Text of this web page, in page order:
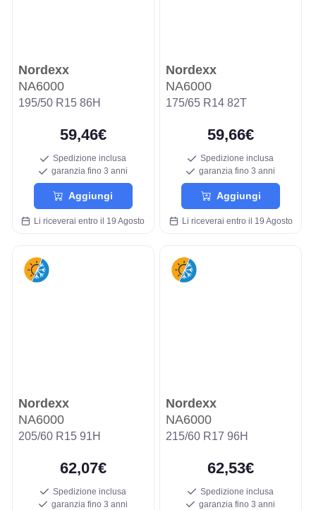
Nordexx
NA6000
195/50 R15 86H
59,46€
Spedizione inclusa
garanzia fino 3 anni
Aggiungi
Li riceverai entro il 19 Agosto
Nordexx
NA6000
175/65 R14 82T
59,66€
Spedizione inclusa
garanzia fino 3 anni
Aggiungi
Li riceverai entro il 19 Agosto
Nordexx
NA6000
205/60 R15 91H
62,07€
Spedizione inclusa
garanzia fino 3 anni
Nordexx
NA6000
215/60 R17 96H
62,53€
Spedizione inclusa
garanzia fino 3 anni